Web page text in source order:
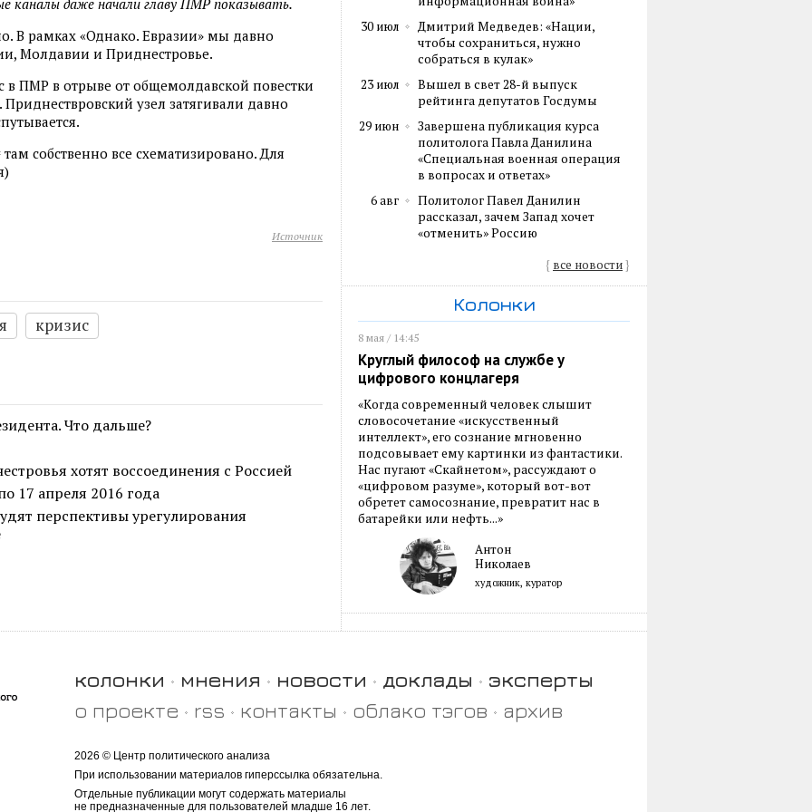
каналы даже начали главу ПМР показывать.
В рамках «Однако. Евразии» мы давно
Молдавии и Приднестровье.
в ПМР в отрыве от общемолдавской повестки
Приднествровский узел затягивали давно
собственно все схематизировано. Для
Источник
кризис
Что дальше?
хотят воссоединения с Россией
17 апреля 2016 года
перспективы урегулирования
30 июл
Дмитрий Медведев: «Нации,
чтобы сохраниться, нужно
собраться в кулак»
23 июл
Вышел в свет 28-й выпуск
рейтинга депутатов Госдумы
29 июн
Завершена публикация курса
политолога Павла Данилина
«Специальная военная операция
в вопросах и ответах»
6 авг
Политолог Павел Данилин
рассказал, зачем Запад хочет
«отменить» Россию
{ все новости}
Колонки
8 мая / 14:45
Круглый философ на службе у
цифрового концлагеря
«Когда современный человек слышит
словосочетание «искусственный
интеллект», его сознание мгновенно
подсовывает ему картинки из фантастики.
Нас пугают «Скайнетом», рассуждают о
«цифровом разуме», который вот-вот
обретет самосознание, превратит нас в
батарейки или нефть...»
Антон
Николаев
художник, куратор
колонки мнения новости доклады
эксперты
о проекте
rss контакты облако тэгов архив
2026 © Центр политического анализа
При использовании материалов гиперссылка обязательна.
Отдельные публикации могут содержать материалы
не предназначенные для пользователей младше 16 лет.